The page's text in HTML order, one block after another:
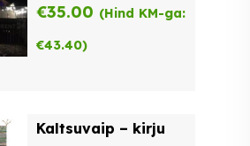
€35.00 (Hind KM-ga:
€43.40)
Kaltsuvaip – kirju